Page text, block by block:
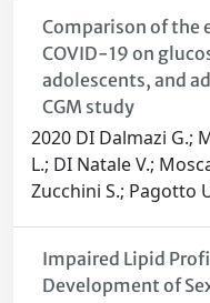
Comparison of the
COVID-19 on
adolescents, and
CGM study
2020 DI Dalmazi G.;
L.; DI Natale V.;
Zucchini S.; Pagotto
Impaired Lipid
Development of